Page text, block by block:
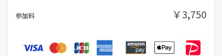
プレイ可能な作品は
参加料 ￥3,750